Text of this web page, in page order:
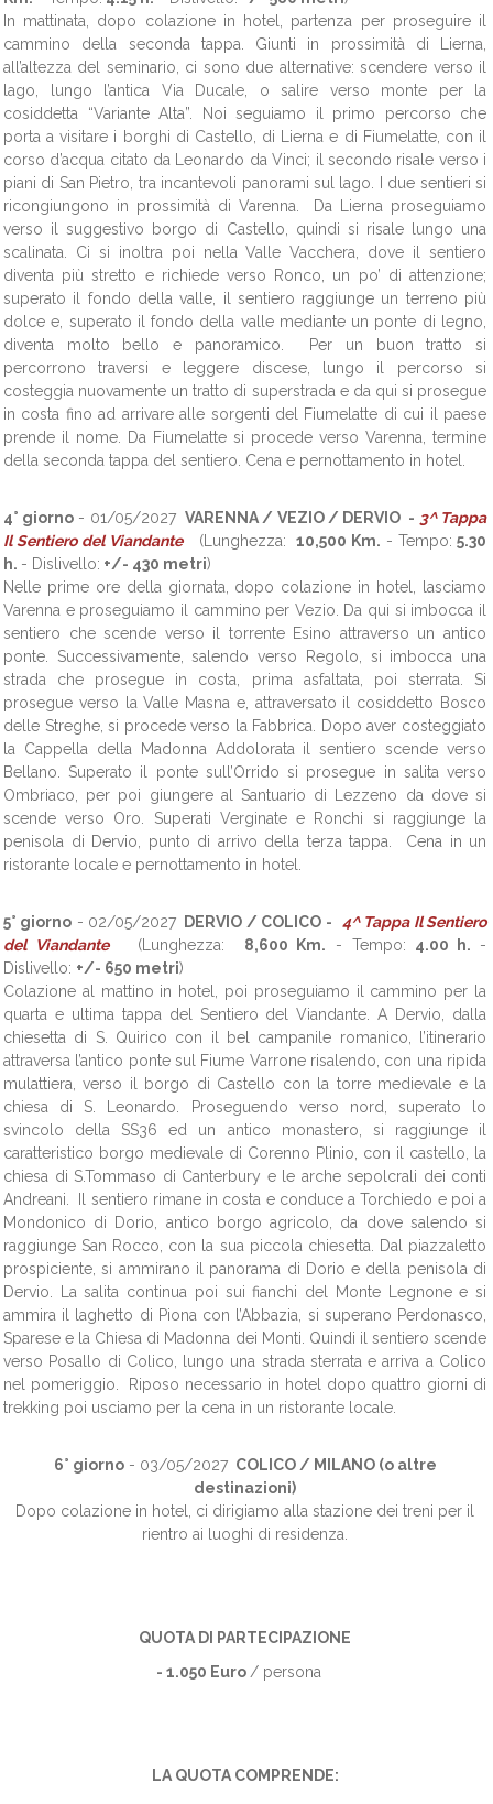
In mattinata, dopo colazione in hotel, partenza per proseguire il
cammino della seconda tappa. Giunti in prossimità di Lierna,
all’altezza del seminario, ci sono due alternative: scendere verso il
lago, lungo l’antica Via Ducale, o salire verso monte per la
cosiddetta “Variante Alta”. Noi seguiamo il primo percorso che
porta a visitare i borghi di Castello, di Lierna e di Fiumelatte, con il
corso d’acqua citato da Leonardo da Vinci; il secondo risale verso i
piani di San Pietro, tra incantevoli panorami sul lago. I due sentieri si
ricongiungono in prossimità di Varenna. Da Lierna proseguiamo
verso il suggestivo borgo di Castello, quindi si risale lungo una
scalinata. Ci si inoltra poi nella Valle Vacchera, dove il sentiero
diventa più stretto e richiede verso Ronco, un po’ di attenzione;
superato il fondo della valle, il sentiero raggiunge un terreno più
dolce e, superato il fondo della valle mediante un ponte di legno,
diventa molto bello e panoramico. Per un buon tratto si
percorrono traversi e leggere discese, lungo il percorso si
costeggia nuovamente un tratto di superstrada e da qui si prosegue
in costa fino ad arrivare alle sorgenti del Fiumelatte di cui il paese
prende il nome. Da Fiumelatte si procede verso Varenna, termine
della seconda tappa del sentiero. Cena e pernottamento in hotel.
4° giorno - 01/05/2027VARENNA / VEZIO / DERVIO - 3^ Tappa
Il Sentiero del Viandante(Lunghezza:10,500 Km. - Tempo: 5.30
h. - Dislivello: +/- 430 metri)
Nelle prime ore della giornata, dopo colazione in hotel, lasciamo
Varenna e proseguiamo il cammino per Vezio. Da qui si imbocca il
sentiero che scende verso il torrente Esino attraverso un antico
ponte. Successivamente, salendo verso Regolo, si imbocca una
strada che prosegue in costa, prima asfaltata, poi sterrata. Si
prosegue verso la Valle Masna e, attraversato il cosiddetto Bosco
delle Streghe, si procede verso la Fabbrica. Dopo aver costeggiato
la Cappella della Madonna Addolorata il sentiero scende verso
Bellano. Superato il ponte sull’Orrido si prosegue in salita verso
Ombriaco, per poi giungere al Santuario di Lezzeno da dove si
scende verso Oro. Superati Verginate e Ronchi si raggiunge la
penisola di Dervio, punto di arrivo della terza tappa. Cena in un
ristorante locale e pernottamento in hotel.
5° giorno - 02/05/2027 DERVIO / COLICO -
4^ Tappa Il Sentiero
del Viandante(Lunghezza: 8,600 Km. - Tempo: 4.00 h. -
Dislivello: +/- 650 metri)
Colazione al mattino in hotel, poi proseguiamo il cammino per la
quarta e ultima tappa del Sentiero del Viandante. A Dervio, dalla
chiesetta di S. Quirico con il bel campanile romanico, l’itinerario
attraversa l’antico ponte sul Fiume Varrone risalendo, con una ripida
mulattiera, verso il borgo di Castello con la torre medievale e la
chiesa di S. Leonardo. Proseguendo verso nord, superato lo
svincolo della SS36 ed un antico monastero, si raggiunge il
caratteristico borgo medievale di Corenno Plinio, con il castello, la
chiesa di S.Tommaso di Canterbury e le arche sepolcrali dei conti
Andreani. Il sentiero rimane in costa e conduce a Torchiedo e poi a
Mondonico di Dorio, antico borgo agricolo, da dove salendo si
raggiunge San Rocco, con la sua piccola chiesetta. Dal piazzaletto
prospiciente, si ammirano il panorama di Dorio e della penisola di
Dervio. La salita continua poi sui fianchi del Monte Legnone e si
ammira il laghetto di Piona con l’Abbazia, si superano Perdonasco,
Sparese e la Chiesa di Madonna dei Monti. Quindi il sentiero scende
verso Posallo di Colico, lungo una strada sterrata e arriva a Colico
nel pomeriggio. Riposo necessario in hotel dopo quattro giorni di
trekking poi usciamo per la cena in un ristorante locale.
6° giorno- 03/05/2027 COLICO / MILANO (o altre
destinazioni)
Dopo colazione in hotel, ci dirigiamo alla stazione dei treni per il
rientro ai luoghi di residenza.
QUOTA DI PARTECIPAZIONE
- 1.050 Euro/ persona
LA QUOTA COMPRENDE: